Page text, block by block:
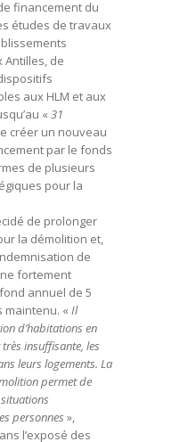
financement du
études de travaux
Antilles, de
aux HLM et aux
« 31
créer un nouveau
par le fonds
de plusieurs
pour la
de prolonger
la démolition et,
de
fortement
annuel de 5
maintenu. « Il
d’habitations en
insuffisante, les
leurs logements. La
permet de
personnes »,
l’exposé des